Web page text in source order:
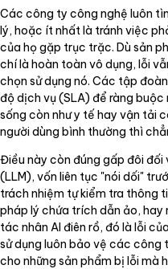
Các công ty công nghệ luôn
lý, hoặc ít nhất là tránh việc
của họ gặp trục trặc. Dù sản
chí là hoàn toàn vô dụng, lỗi
chọn sử dụng nó. Các tập
độ dịch vụ (SLA) để ràng
sống còn như y tế hay vận tải
người dùng bình thường thì
Điều này còn đúng gấp đôi đối
(LLM), vốn liên tục "nói dối"
trách nhiệm tự kiểm tra thông
pháp lý chứa trích dẫn ảo,
tác nhân AI điên rồ, đó là lỗi
sử dụng luôn bảo vệ các công
cho những sản phẩm bị lỗi mà